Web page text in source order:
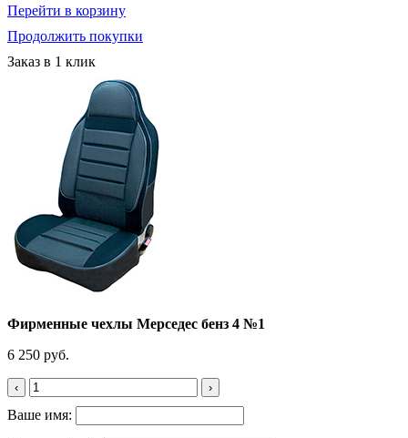
Перейти в корзину
Продолжить покупки
Заказ в 1 клик
Фирменные чехлы Мерседес бенз 4 №1
6 250 руб.
‹ ›
Ваше имя: